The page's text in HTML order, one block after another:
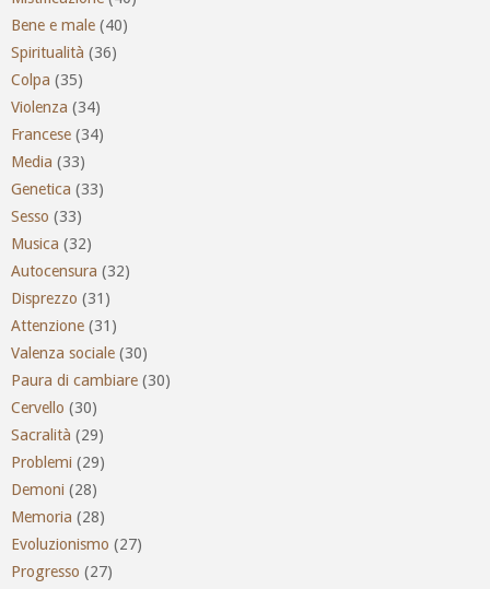
Bene e male (40)
Spiritualità (36)
Colpa (35)
Violenza (34)
Francese (34)
Media (33)
Genetica (33)
Sesso (33)
Musica (32)
Autocensura (32)
Disprezzo (31)
Attenzione (31)
Valenza sociale (30)
Paura di cambiare (30)
Cervello (30)
Sacralità (29)
Problemi (29)
Demoni (28)
Memoria (28)
Evoluzionismo (27)
Progresso (27)